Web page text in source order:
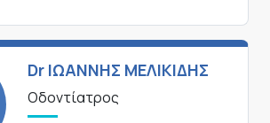
Dr ΙΩΑΝΝΗΣ ΜΕΛΙΚΙΔΗΣ
Οδοντίατρος